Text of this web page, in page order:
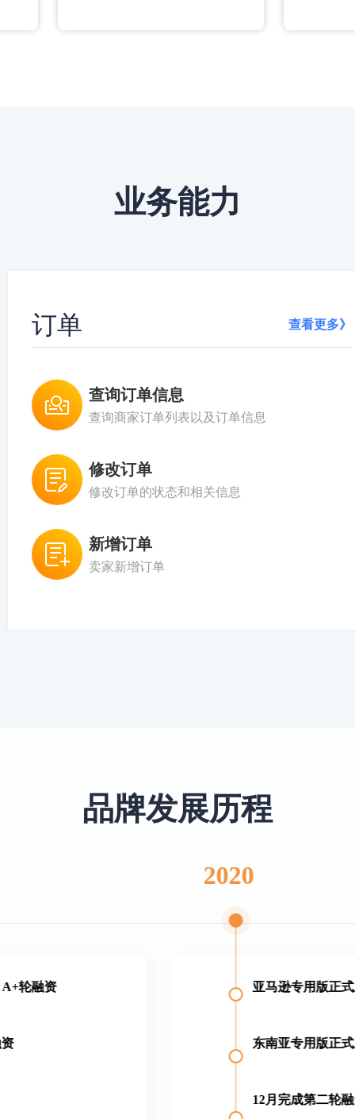
业务能力
订单 查看更多》
查询订单信息
查询商家订单列表以及订单信息
修改订单
修改订单的状态和相关信息
新增订单
卖家新增订单
品牌发展历程
资
2020
亚马逊专用版正式上线
东南亚专用版正式上线
12月完成第二轮融资